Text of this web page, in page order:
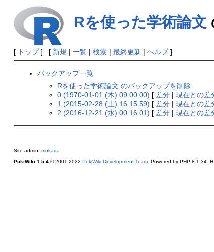
Rを使った学術論文
[ トップ] [ 新規 | 一覧| 検索| 最終更新| ヘルプ]
バックアップ一覧
Rを使った学術論文 のバックアップを削除
0 (1970-01-01 (木) 09:00:00) [ 差分 |現在との差
1 (2015-02-28 (土) 16:15:59) [ 差分 |現在との差
2 (2016-12-21 (水) 00:16:01) [ 差分 |現在との差
Site admin: mokada
PukiWiki 1.5.4© 2001-2022 PukiWiki Development Team. Powered by PHP 8.1.34.